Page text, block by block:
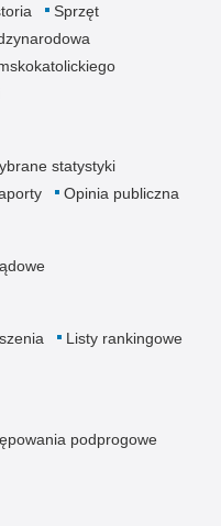
Sprzęt
statystyki
Opinia publiczna
Listy rankingowe
podprogowe